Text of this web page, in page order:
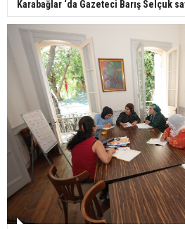
Karabağlar ‘da Gazeteci Barış Selçuk